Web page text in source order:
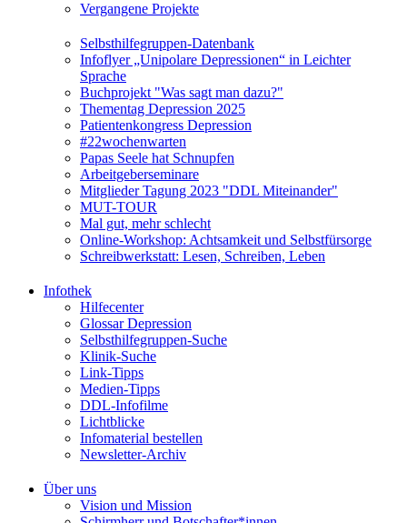
Vergangene Projekte
Selbsthilfegruppen-Datenbank
Infoflyer „Unipolare Depressionen“ in Leichter
Sprache
Buchprojekt "Was sagt man dazu?"
Thementag Depression 2025
Patientenkongress Depression
#22wochenwarten
Papas Seele hat Schnupfen
Arbeitgeberseminare
Mitglieder Tagung 2023 "DDL Miteinander"
MUT-TOUR
Mal gut, mehr schlecht
Online-Workshop: Achtsamkeit und Selbstfürsorge
Schreibwerkstatt: Lesen, Schreiben, Leben
Infothek
Hilfecenter
Glossar Depression
Selbsthilfegruppen-Suche
Klinik-Suche
Link-Tipps
Medien-Tipps
DDL-Infofilme
Lichtblicke
Infomaterial bestellen
Newsletter-Archiv
Über uns
Vision und Mission